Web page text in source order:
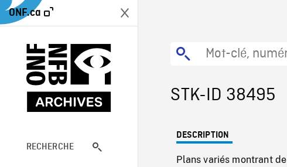
ONF.ca
RECHERCHE
STK-ID 38495
DESCRIPTION
Plans variés montrant